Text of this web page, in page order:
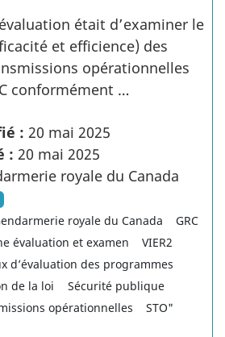
était d’examiner le
et efficience) des
opérationnelles
conformément …
: 20 mai 2025
: 20 mai 2025
royale du Canada
royale du Canada
GRC
évaluation et examen
VIER2
d’évaluation des programmes
de la loi
Sécurité publique
opérationnelles
STO"